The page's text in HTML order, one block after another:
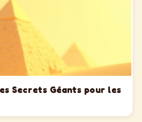
Secrets Géants pour les